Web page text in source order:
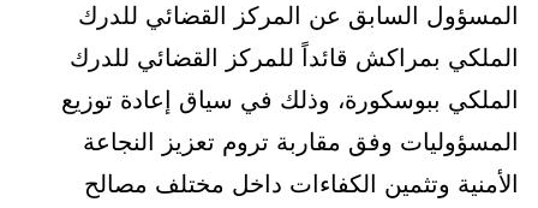
المسؤول السابق عن المركز القضائي للدرك
الملكي بمراكش قائداً للمركز القضائي للدرك
الملكي ببوسكورة، وذلك في سياق إعادة توزيع
المسؤوليات وفق مقاربة تروم تعزيز النجاعة
الأمنية وتثمين الكفاءات داخل مختلف مصالح